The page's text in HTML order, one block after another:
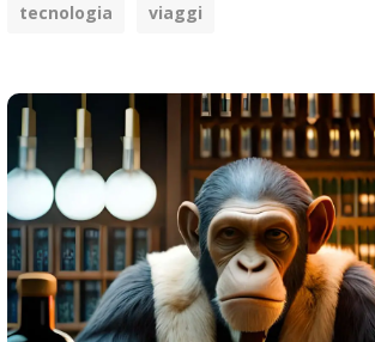
tecnologia viaggi